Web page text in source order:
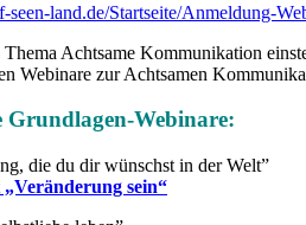
land.de/Startseite/Anmeldung-
Achtsame Kommunikation
Webinare zur Achtsamen
Grundlagen-Webinare:
die du dir wünschst in der Welt”
sein“